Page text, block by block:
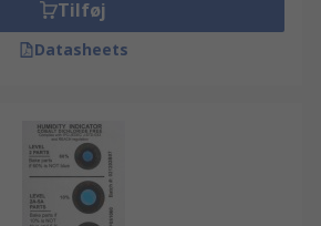
Tilføj
Datasheets